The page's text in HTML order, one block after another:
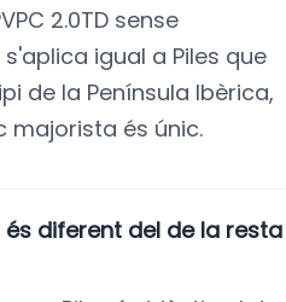
2.0TD sense
igual a Piles que
de la Península Ibèrica,
majorista és únic.
és diferent del de la resta